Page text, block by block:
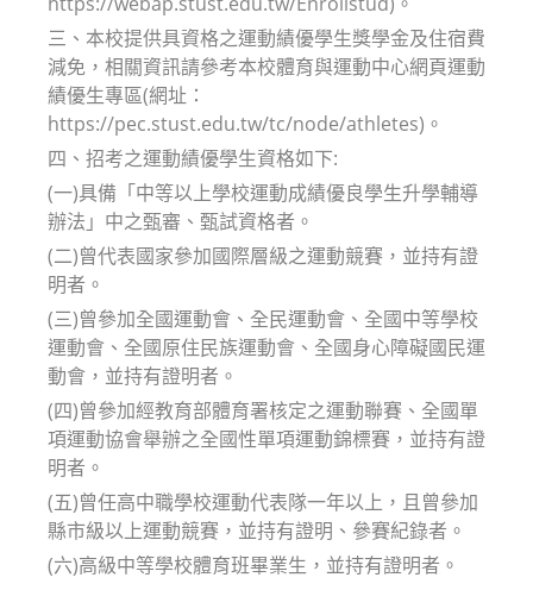
三、本校提供具資格之運動績優學生獎學金及住宿費
減免，相關資訊請參考本校體育與運動中心網頁運動
績優生專區(網址：
https://pec.stust.edu.tw/tc/node/athletes)。
四、招考之運動績優學生資格如下:
(一)具備「中等以上學校運動成績優良學生升學輔導
辦法」中之甄審、甄試資格者。
(二)曾代表國家參加國際層級之運動競賽，並持有證
明者。
(三)曾參加全國運動會、全民運動會、全國中等學校
運動會、全國原住民族運動會、全國身心障礙國民運
動會，並持有證明者。
(四)曾參加經教育部體育署核定之運動聯賽、全國單
項運動協會舉辦之全國性單項運動錦標賽，並持有證
明者。
(五)曾任高中職學校運動代表隊一年以上，且曾參加
縣市級以上運動競賽，並持有證明、參賽紀錄者。
(六)高級中等學校體育班畢業生，並持有證明者。